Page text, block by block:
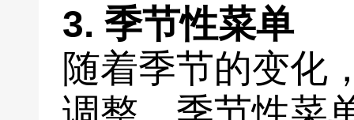
3. 季节性菜单
随着季节的变化